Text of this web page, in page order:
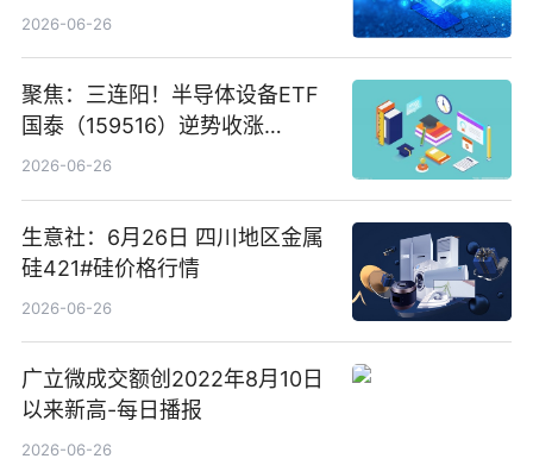
卖出5964.34万元
2026-06-26
聚焦：三连阳！半导体设备ETF
国泰（159516）逆势收涨
3.5%，近10日累计净流入超65
2026-06-26
生意社：6月26日 四川地区金属
硅421#硅价格行情
2026-06-26
广立微成交额创2022年8月10日
以来新高-每日播报
2026-06-26